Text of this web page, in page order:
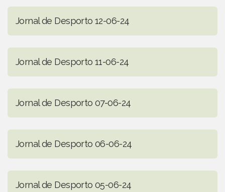
Jornal de Desporto 12-06-24
Jornal de Desporto 11-06-24
Jornal de Desporto 07-06-24
Jornal de Desporto 06-06-24
Jornal de Desporto 05-06-24